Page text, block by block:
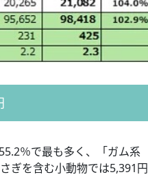
％で最も多く、「ガム系
ぎを含む小動物では5,391円